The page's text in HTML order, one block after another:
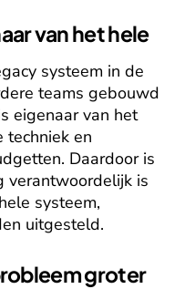
van het hele
systeem in de
teams gebouwd
eigenaar van het
techniek en
Daardoor is
verantwoordelijk is
systeem,
uitgesteld.
groter